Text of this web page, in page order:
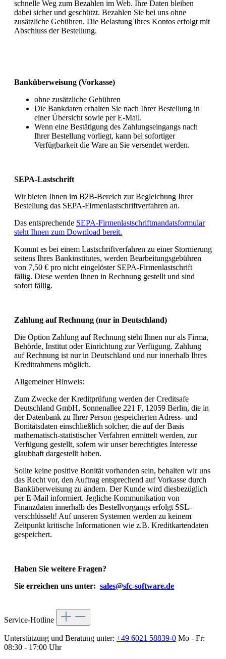
schnelle Weg zum Bezahlen im Web. Ihre Daten bleiben
dabei sicher und geschützt. Bezahlen Sie bei uns ohne
zusätzliche Gebühren. Die Belastung Ihres Kontos erfolgt mit
Abschluss der Bestellung.
Banküberweisung (Vorkasse)
ohne zusätzliche Gebühren
Die Bankdaten erhalten Sie nach Ihrer Bestellung in
einer Übersicht sowie per E-Mail.
Wenn eine Bestätigung des Zahlungseingangs nach
Ihrer Bestellung vorliegt, kann bei sofortiger
Verfügbarkeit die Ware an Sie versendet werden.
SEPA-Lastschrift
Wir bieten Ihnen im B2B-Bereich zur Begleichung Ihrer
Bestellung das SEPA-Firmenlastschriftverfahren an.
Das entsprechende SEPA-Firmenlastschriftmandatsformular
steht Ihnen zum Download bereit.
Kommt es bei einem Lastschriftverfahren zu einer Stornierung
seitens Ihres Bankinstitutes, werden Bearbeitungsgebühren
von 7,50 € pro nicht eingelöster SEPA-Firmenlastschrift
fällig. Diese werden Ihnen in Rechnung gestellt und sind
sofort fällig.
Zahlung auf Rechnung (nur in Deutschland)
Die Option Zahlung auf Rechnung steht Ihnen nur als Firma,
Behörde, Institut oder Einrichtung zur Verfügung. Zahlung
auf Rechnung ist nur in Deutschland und nur innerhalb Ihres
Kreditrahmens möglich.
Allgemeiner Hinweis:
Zum Zwecke der Kreditprüfung werden derCreditsafe
Deutschland GmbH, Sonnenallee 221 F, 12059 Berlin, die in
der Datenbank zu Ihrer Person gespeicherten Adress- und
Bonitätsdaten einschließlich solcher, die auf der Basis
mathematisch-statistischer Verfahren ermittelt werden, zur
Verfügung gestellt, sofern wir unser berechtigtes Interesse
glaubhaft dargestellt haben.
Sollte keine positive Bonität vorhanden sein, behalten wir uns
das Recht vor, den Auftrag entsprechend auf Vorkasse durch
Banküberweisung zu ändern. Der Kunde wird diesbezüglich
per E-Mail informiert. Jegliche Kommunikation von
Finanzdaten innerhalb des Bestellvorgangs erfolgt SSL-
verschlüsselt! Auf unseren Systemen werden zu keinem
Zeitpunkt kritische Informationen wie z.B. Kreditkartendaten
gespeichert.
Haben Sie weitere Fragen?
Sie erreichen uns unter: sales@sfc-software.de
Service-Hotline
Unterstützung und Beratung unter: +49 6021 58839-0 Mo - Fr:
08:30 - 17:00 Uhr